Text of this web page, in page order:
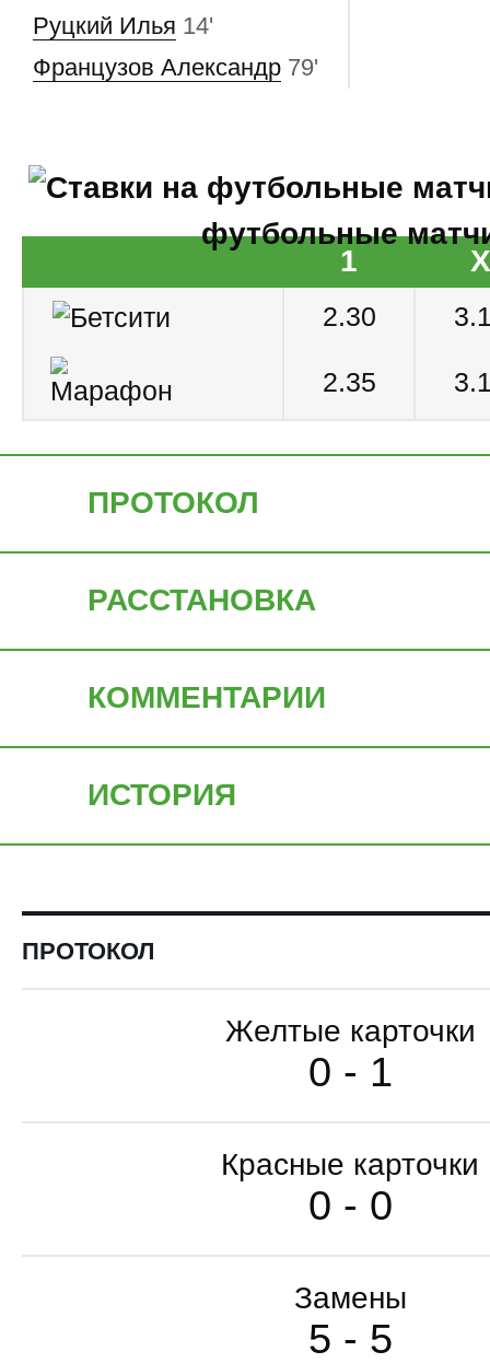
Руцкий Илья 14'
Французов Александр 79'
футбольные
1
X
2.30
2.35
ПРОТОКОЛ
РАССТАНОВКА
КОММЕНТАРИИ
ИСТОРИЯ
ПРОТОКОЛ
Желтые карточки
0 - 1
Красные карточки
0 - 0
Замены
5 - 5